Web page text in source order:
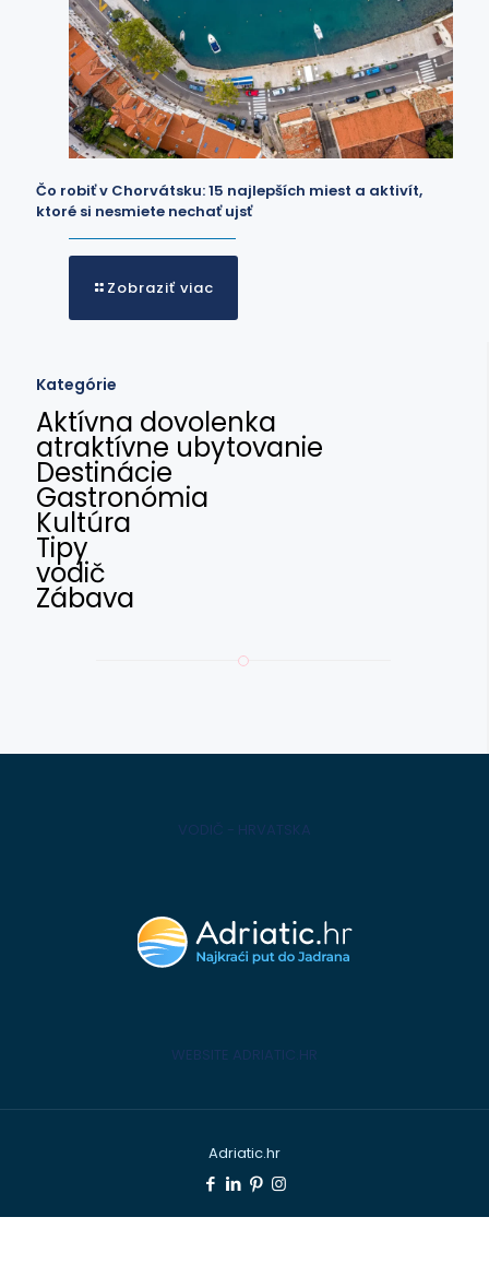
Čo robiť v Chorvátsku: 15 najlepších miest a aktivít,
ktoré si nesmiete nechať ujsť
Zobraziť viac
Kategórie
Aktívna dovolenka
atraktívne ubytovanie
Destinácie
Gastronómia
Kultúra
Tipy
vodič
Zábava
VODIČ - HRVATSKA
WEBSITE ADRIATIC.HR
Adriatic.hr